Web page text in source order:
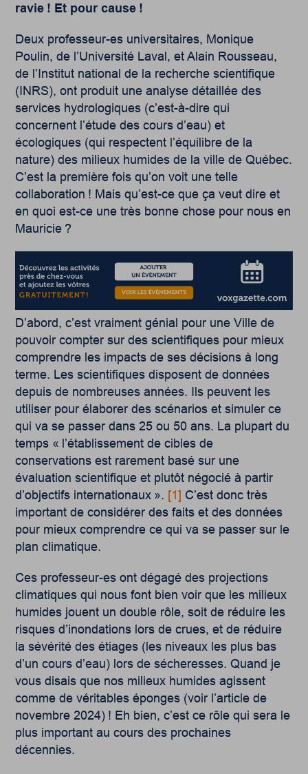
ravie ! Et pour cause !
Deux professeur-es universitaires, Monique
Poulin, de l’Université Laval, et Alain Rousseau,
de l’Institut national de la recherche scientifique
(INRS), ont produit une analyse détaillée des
services hydrologiques (c’est-à-dire qui
concernent l’étude des cours d’eau) et
écologiques (qui respectent l’équilibre de la
nature) des milieux humides de la ville de Québec.
C’est la première fois qu’on voit une telle
collaboration ! Mais qu’est-ce que ça veut dire et
en quoi est-ce une très bonne chose pour nous en
Mauricie ?
D’abord, c’est vraiment génial pour une Ville de
pouvoir compter sur des scientifiques pour mieux
comprendre les impacts de ses décisions à long
terme. Les scientifiques disposent de données
depuis de nombreuses années. Ils peuvent les
utiliser pour élaborer des scénarios et simuler ce
qui va se passer dans 25 ou 50 ans. La plupart du
temps « l’établissement de cibles de
conservations est rarement basé sur une
évaluation scientifique et plutôt négocié à partir
d’objectifs internationaux ». [1] C’est donc très
important de considérer des faits et des données
pour mieux comprendre ce qui va se passer sur le
plan climatique.
Ces professeur-es ont dégagé des projections
climatiques qui nous font bien voir que les milieux
humides jouent un double rôle, soit de réduire les
risques d’inondations lors de crues, et de réduire
la sévérité des étiages (les niveaux les plus bas
d’un cours d’eau) lors de sécheresses. Quand je
vous disais que nos milieux humides agissent
comme de véritables éponges (voir l’article de
novembre 2024) ! Eh bien, c’est ce rôle qui sera le
plus important au cours des prochaines
décennies.